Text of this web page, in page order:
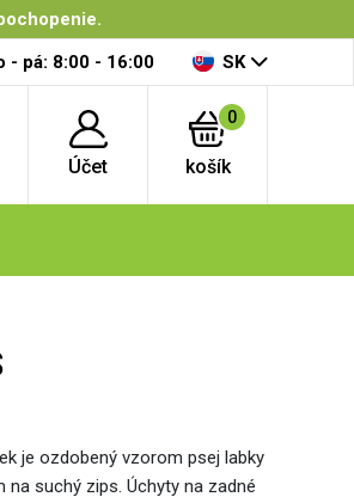
- pá: 8:00 - 16:00 SK
Účet
0
košík
je ozdobený vzorom psej labky
suchý zips. Úchyty na zadné